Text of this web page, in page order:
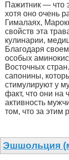
Пажитник — что
хотя оно очень
Гималаях,
свойств эта
кулинарии,
Благодаря
особых
Восточных
сапонины,
стимулируют у
факт, что они на
активность
том, что за этим
Эшшольция